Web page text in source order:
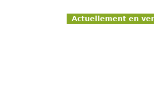
Actuellement en